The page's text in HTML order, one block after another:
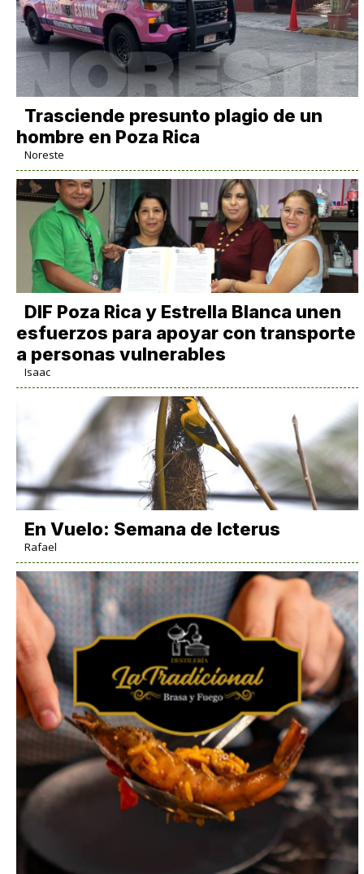
Trasciende presunto plagio de un
hombre en Poza Rica
Noreste
DIF Poza Rica y Estrella Blanca unen
esfuerzos para apoyar con transporte
a personas vulnerables
Isaac
En Vuelo: Semana de Icterus
Rafael